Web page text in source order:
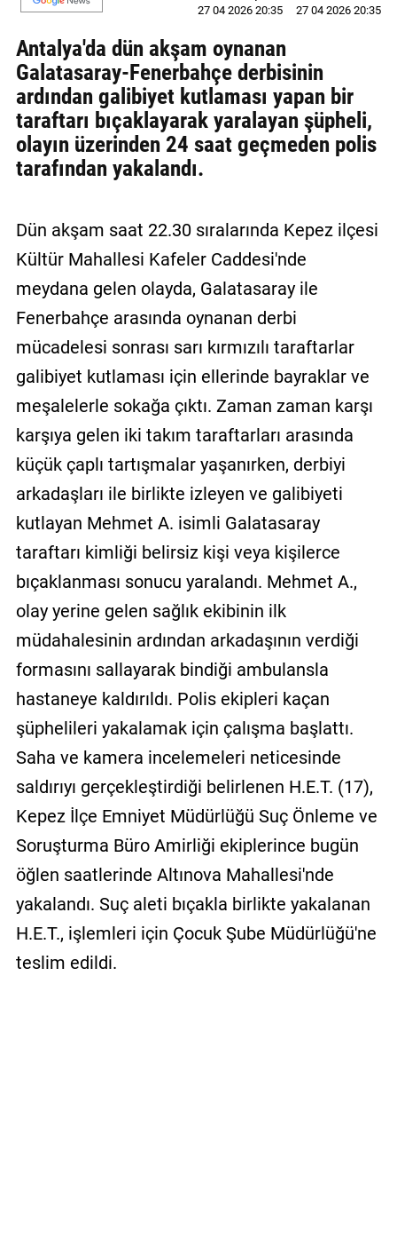
ULAŞIN
Künye
İletişim
Gizlilik
Politikası
27 04 2026 20:35
27 04 2026 20:35
Antalya'da dün akşam oynanan
Galatasaray-Fenerbahçe derbisinin
ardından galibiyet kutlaması yapan bir
taraftarı bıçaklayarak yaralayan şüpheli,
olayın üzerinden 24 saat geçmeden polis
tarafından yakalandı.
Dün akşam saat 22.30 sıralarında Kepez ilçesi
Kültür Mahallesi Kafeler Caddesi'nde
meydana gelen olayda, Galatasaray ile
Fenerbahçe arasında oynanan derbi
mücadelesi sonrası sarı kırmızılı taraftarlar
galibiyet kutlaması için ellerinde bayraklar ve
meşalelerle sokağa çıktı. Zaman zaman karşı
karşıya gelen iki takım taraftarları arasında
küçük çaplı tartışmalar yaşanırken, derbiyi
arkadaşları ile birlikte izleyen ve galibiyeti
kutlayan Mehmet A. isimli Galatasaray
taraftarı kimliği belirsiz kişi veya kişilerce
bıçaklanması sonucu yaralandı. Mehmet A.,
olay yerine gelen sağlık ekibinin ilk
müdahalesinin ardından arkadaşının verdiği
formasını sallayarak bindiği ambulansla
hastaneye kaldırıldı. Polis ekipleri kaçan
şüphelileri yakalamak için çalışma başlattı.
Saha ve kamera incelemeleri neticesinde
saldırıyı gerçekleştirdiği belirlenen H.E.T. (17),
Kepez İlçe Emniyet Müdürlüğü Suç Önleme ve
Soruşturma Büro Amirliği ekiplerince bugün
öğlen saatlerinde Altınova Mahallesi'nde
yakalandı. Suç aleti bıçakla birlikte yakalanan
H.E.T., işlemleri için Çocuk Şube Müdürlüğü'ne
teslim edildi.